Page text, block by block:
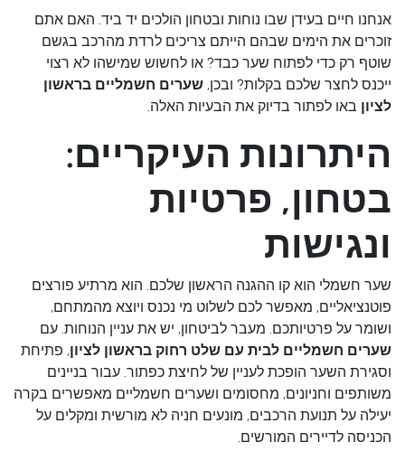
אנחנו חיים בעידן שבו נוחות ובטחון הולכים יד ביד. האם אתם
זוכרים את הימים שבהם הייתם צריכים לרדת מהרכב בגשם
שוטף רק כדי לפתוח שער כבד? או לחשוש שמישהו לא רצוי
ייכנס לחצר שלכם בקלות? ובכן, שערים חשמליים בראשון
לציון באו לפתור בדיוק את הבעיות האלה.
היתרונות העיקריים:
בטחון, פרטיות
ונגישות
שער חשמלי הוא קו ההגנה הראשון שלכם. הוא מרתיע פורצים
פוטנציאליים, מאפשר לכם לשלוט מי נכנס ויוצא מהמתחם,
ושומר על פרטיותכם. מעבר לביטחון, יש את עניין הנוחות. עם
שערים חשמליים לבית עם שלט רחוק בראשון לציון, פתיחת
וסגירת השער הופכת לעניין של לחיצת כפתור. עבור בניינים
משותפים וחניונים, מחסומים ושערים חשמליים מאפשרים בקרה
יעילה על תנועת הרכבים, מונעים חניה לא מורשית ומקלים על
הכניסה לדיירים המורשים.